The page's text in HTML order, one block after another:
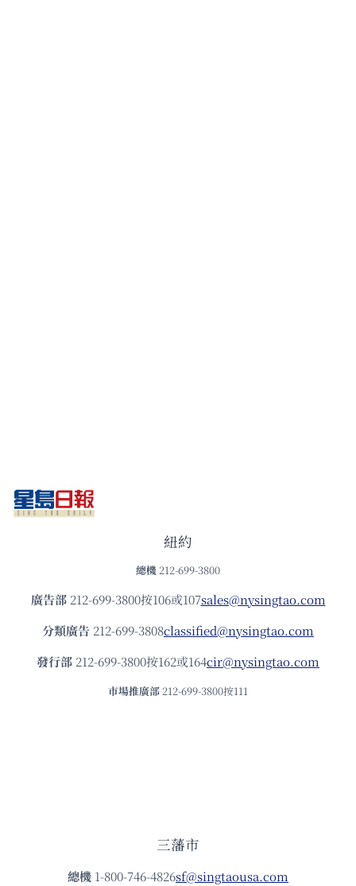
紐約
總機 212-699-3800
廣告部212-699-3800按106或107sales@nysingtao.com
分類廣告 212-699-3808classified@nysingtao.com
發⾏部 212-699-3800按162或164cir@nysingtao.com
市場推廣部 212-699-3800按111
三藩市
總機 1-800-746-4826sf@singtaousa.com